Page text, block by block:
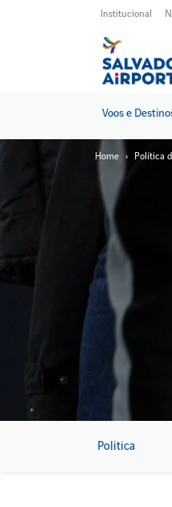
Institucional
Voos e
Home Política
Politica